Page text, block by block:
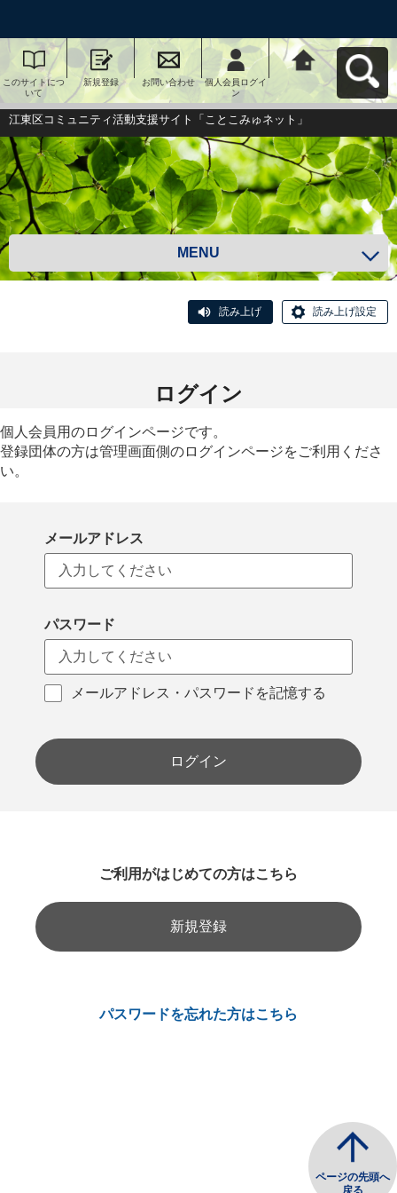
このサイトにつ
いて
新規登録 お問い合わせ
個人会員ログイ
ン
江東区コミュニ
ティ活動支援サ
イト「ことこみ
ゅネット」へ戻
る
江東区コミュニティ活動支援サイト「ことこみゅネット」
MENU
読み上げ 読み上げ設定
ログイン
個人会員用のログインページです。
登録団体の方は管理画面側のログインページをご利用くださ
い。
メールアドレス
パスワード
メールアドレス・パスワードを記憶する
ログイン
ご利用がはじめての方はこちら
新規登録
パスワードを忘れた方はこちら
ページの先頭へ
戻る